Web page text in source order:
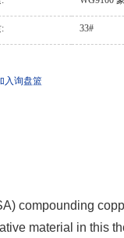
33#
入询盘篮
compounding
material in this